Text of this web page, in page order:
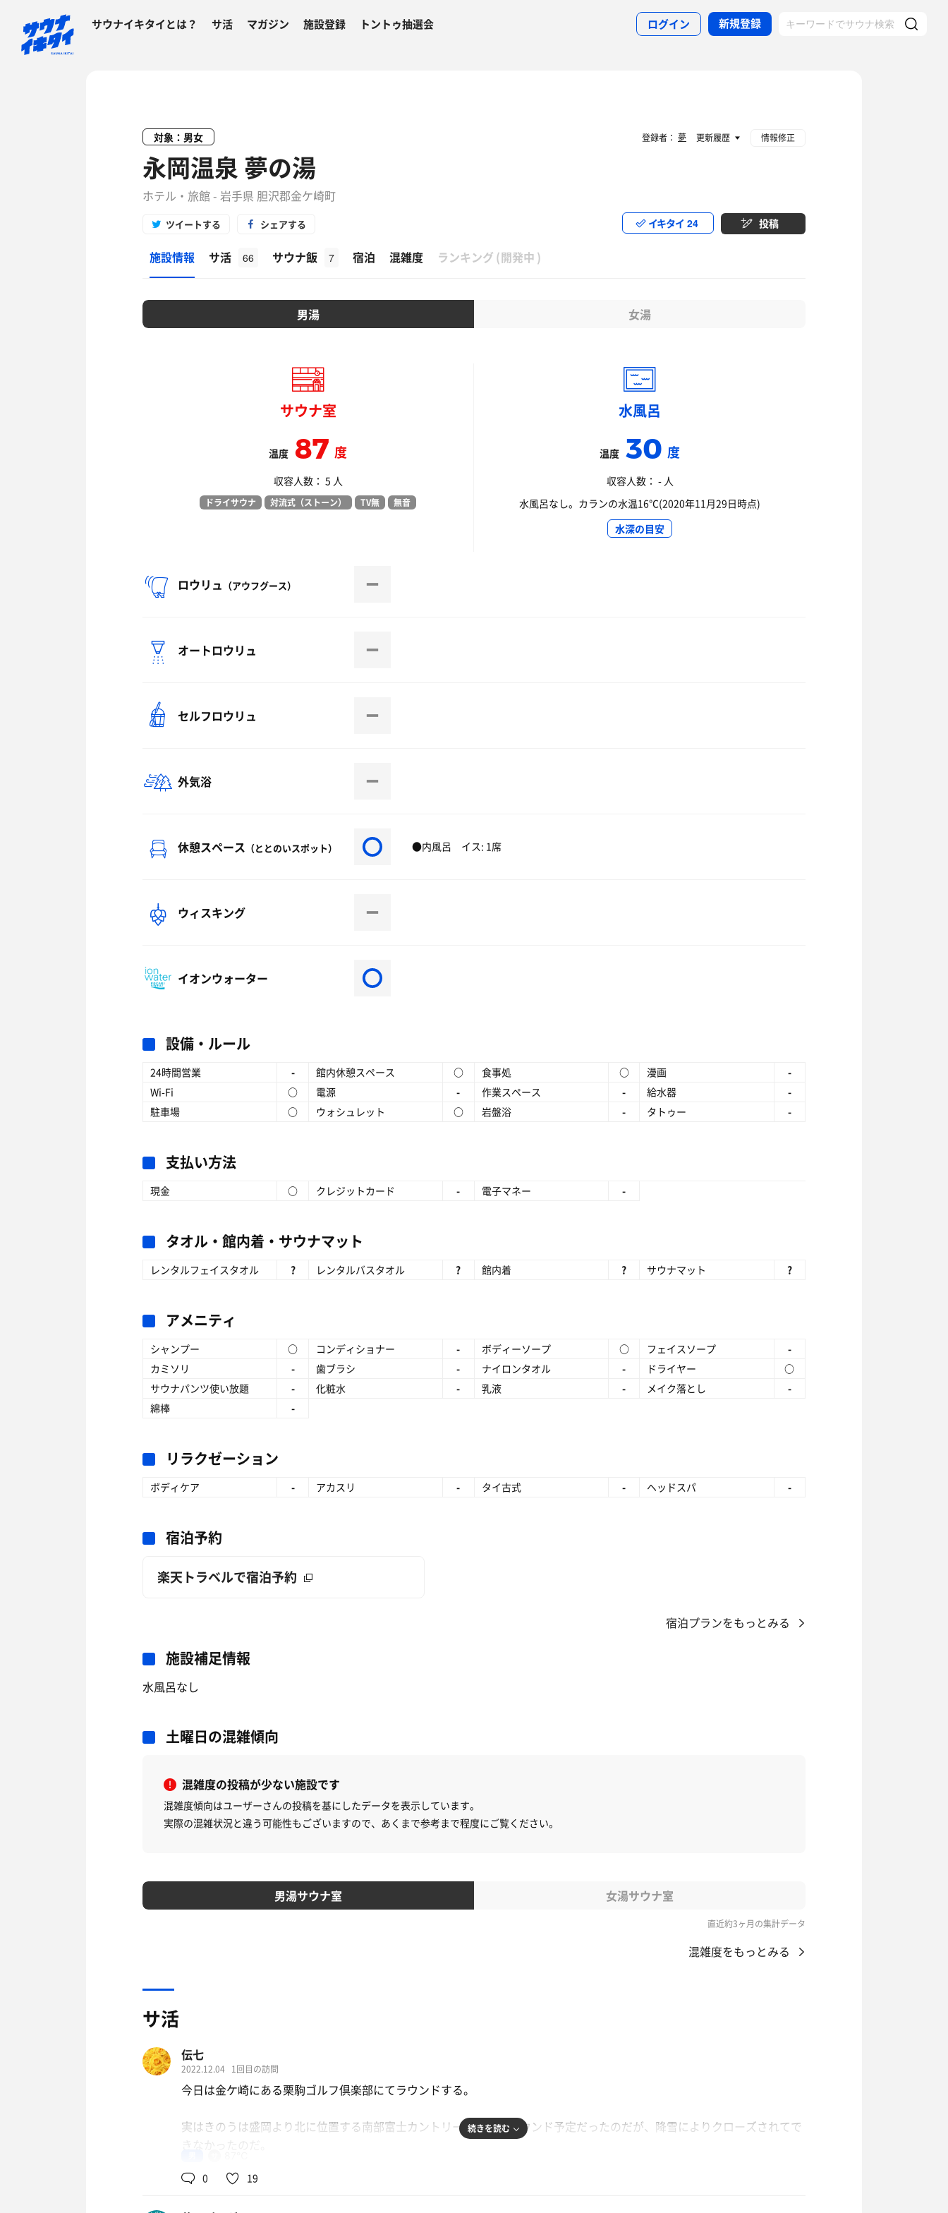
サウナイキタイとは？ サ活 マガジン 施設登録 トントゥ抽選会 ログイン 新規登録
対象：男女
永岡温泉 夢の湯
ホテル・旅館 - 岩手県 胆沢郡金ケ崎町
ツイートする シェアする イキタイ 24 投稿
施設情報 サ活 66 サウナ飯 7 宿泊 混雑度 ランキング (開発中 )
男湯 女湯
サウナ室
温度 87度
収容人数： 5 人
ドライサウナ 対流式（ストーン） TV無 無音
水風呂
温度 30度
収容人数： - 人
水風呂なし。カランの水温16℃(2020年11月29日時点)
水深の目安
ロウリュ （アウフグース）
オートロウリュ
セルフロウリュ
外気浴
休憩スペース （ととのいスポット） ●内風呂 イス: 1席
ウィスキング
イオンウォーター
設備・ルール
24時間営業 - 館内休憩スペース ○ 食事処 ○ 漫画
-
Wi-Fi
○ 電源 - 作業スペース - 給水器
-
駐車場
○ ウォシュレット ○ 岩盤浴 - タトゥー -
支払い方法
現金 ○ クレジットカード - 電子マネー -
タオル・館内着・サウナマット
レンタルフェイスタオル ? レンタルバスタオル ? 館内着 ? サウナマット ?
アメニティ
シャンプー ○ コンディショナー - ボディーソープ ○ フェイスソープ
-
カミソリ
- 歯ブラシ - ナイロンタオル - ドライヤー
○
サウナパンツ使い放題
- 化粧水 - 乳液 - メイク落とし
-
綿棒
-
リラクゼーション
ボディケア - アカスリ - タイ古式 - ヘッドスパ -
宿泊予約
楽天トラベルで宿泊予約
宿泊プランをもっとみる
施設補足情報
水風呂なし
土曜日の混雑傾向
混雑度の投稿が少ない施設です
混雑度傾向はユーザーさんの投稿を基にしたデータを表示しています。
実際の混雑状況と違う可能性もございますので、あくまで参考まで程度にご覧ください。
男湯サウナ室 女湯サウナ室
直近約3ヶ月の集計データ
混雑度をもっとみる
サ活
伝七
2022.12.04 1回目の訪問
今日は金ケ崎にある栗駒ゴルフ倶楽部にてラウンドする。
実はきのうは盛岡より北に位置する南部富士カントリークラブでラウンド予定だったのだが、降雪によりクローズされてで
きなかったのだ。
今シーズンの締め括りに、なんとしても今日は絶対やる！と心に誓い家を出たのだが、外は無情にも冷たい雨。
続きを読む
0 19
登録者： 夢 更新履歴 情報修正